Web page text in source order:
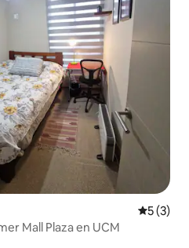
5 (3)
Mall Plaza en UCM